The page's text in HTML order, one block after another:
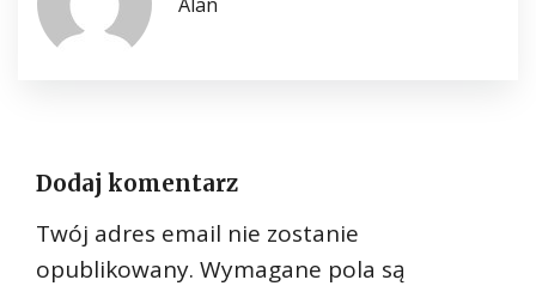
Dodaj komentarz
Twój adres email nie zostanie
opublikowany. Wymagane pola są